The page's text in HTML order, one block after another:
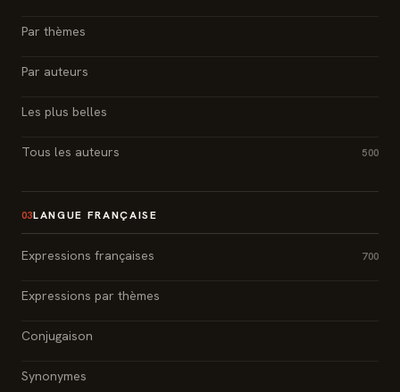
Par thèmes
Par auteurs
Les plus belles
Tous les auteurs 500
03LANGUE FRANÇAISE
Expressions françaises 700
Expressions par thèmes
Conjugaison
Synonymes